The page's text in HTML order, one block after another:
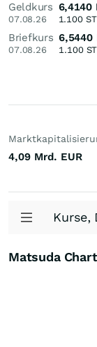
Geldkurs
07.08.26
6,4140
1.100
Briefkurs
07.08.26
6,5440
1.100
4,09 Mrd. EUR
Kurse,
Matsuda Chart